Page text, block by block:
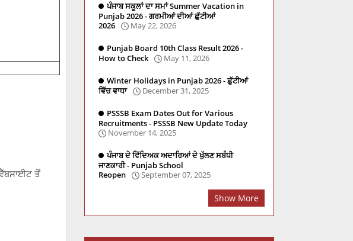
ਤੋਂ
ਪੰਜਾਬ ਸਕੂਲਾਂ ਦਾ ਸਮਾਂ Summer Vacation in
Punjab 2026 - ਗਰਮੀਆਂ ਦੀਆਂ ਛੁੱਟੀਆਂ
2026
May 22, 2026
Punjab Board 10th Class Result 2026 -
How to Check
May 11, 2026
Winter Holidays in Punjab 2026 - ਛੁੱਟੀਆਂ
ਵਿੱਚ ਵਾਧਾ
December 31, 2025
PSSSB Exam Dates Out for Various
Recruitments - PSSSB New Update Today
November 14, 2025
ਪੰਜਾਬ ਦੇ ਵਿੱਦਿਅਕ ਅਦਾਰਿਆਂ ਦੇ ਖੁੱਲਣ ਸਬੰਧੀ
ਜਾਣਕਾਰੀ - Punjab School
Reopen
September 07, 2025
Show More